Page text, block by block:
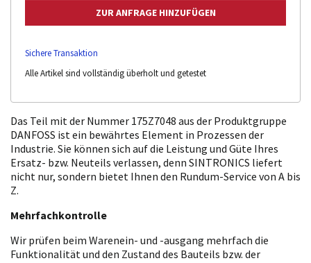
Sichere Transaktion
Alle Artikel sind vollständig überholt und getestet
Das Teil mit der Nummer 175Z7048 aus der Produktgruppe
DANFOSS ist ein bewährtes Element in Prozessen der
Industrie. Sie können sich auf die Leistung und Güte Ihres
Ersatz- bzw. Neuteils verlassen, denn SINTRONICS liefert
nicht nur, sondern bietet Ihnen den Rundum-Service von A bis
Z.
Mehrfachkontrolle
Wir prüfen beim Warenein- und -ausgang mehrfach die
Funktionalität und den Zustand des Bauteils bzw. der